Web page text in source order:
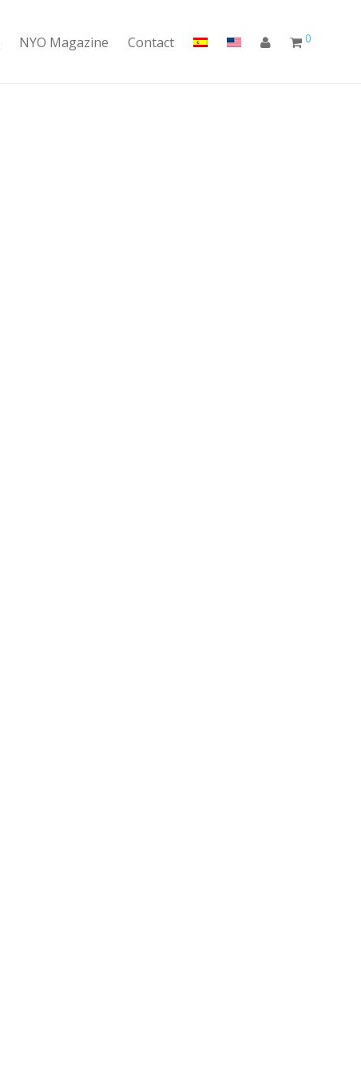
NYO Magazine Contact 0